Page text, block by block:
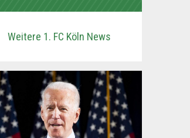
Weitere 1. FC Köln News